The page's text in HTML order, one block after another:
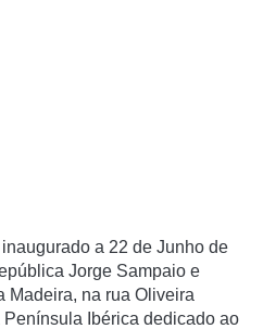
a 22 de Junho de
Jorge Sampaio e
Madeira, na rua Oliveira
Ibérica dedicado ao